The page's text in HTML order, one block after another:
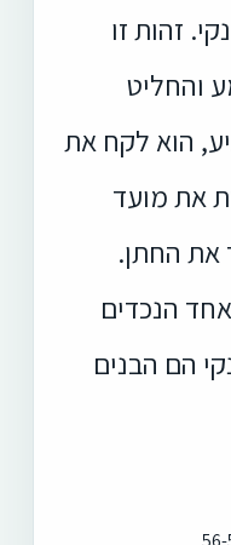
זהות זו
והחליט
הוא לקח את
את מועד
את החתן.
הנכדים
הם הבנים